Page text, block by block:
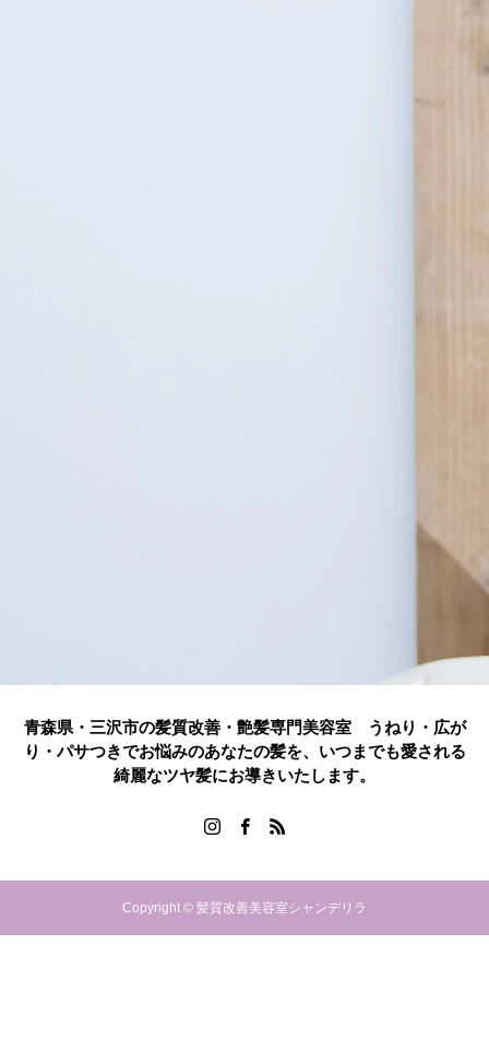
青森県・三沢市の髪質改善・艶髪専門美容室 うねり・広が
り・パサつきでお悩みのあなたの髪を、いつまでも愛される
綺麗なツヤ髪にお導きいたします。
Copyright © 髪質改善美容室シャンデリラ